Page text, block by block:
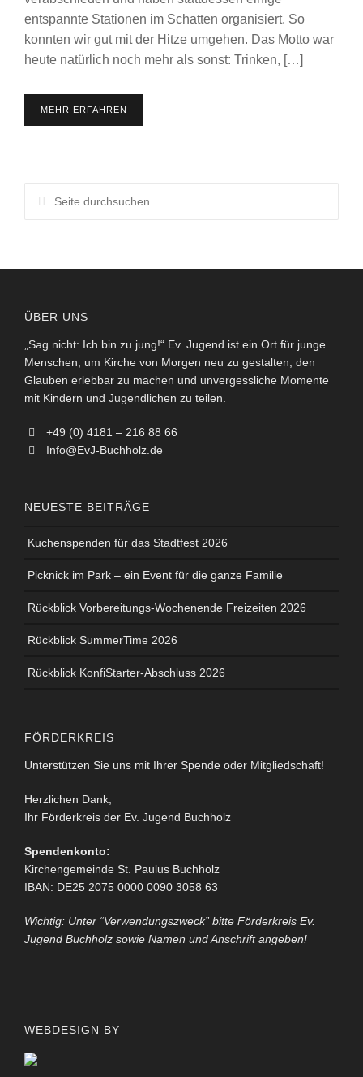
entspannte Stationen im Schatten organisiert. So
konnten wir gut mit der Hitze umgehen. Das Motto war
heute natürlich noch mehr als sonst: Trinken, […]
MEHR ERFAHREN
ÜBER UNS
„Sag nicht: Ich bin zu jung!“ Ev. Jugend ist ein Ort für junge
Menschen, um Kirche von Morgen neu zu gestalten, den
Glauben erlebbar zu machen und unvergessliche Momente
mit Kindern und Jugendlichen zu teilen.
+49 (0) 4181 – 216 88 66
Info@EvJ-Buchholz.de
NEUESTE BEITRÄGE
Kuchenspenden für das Stadtfest 2026
Picknick im Park – ein Event für die ganze Familie
Rückblick Vorbereitungs-Wochenende Freizeiten 2026
Rückblick SummerTime 2026
Rückblick KonfiStarter-Abschluss 2026
FÖRDERKREIS
Unterstützen Sie uns mit Ihrer Spende oder Mitgliedschaft!
Herzlichen Dank,
Ihr Förderkreis der Ev. Jugend Buchholz
Spendenkonto:
Kirchengemeinde St. Paulus Buchholz
IBAN: DE25 2075 0000 0090 3058 63
Wichtig: Unter “Verwendungszweck” bitte Förderkreis Ev.
Jugend Buchholz sowie Namen und Anschrift angeben!
WEBDESIGN BY